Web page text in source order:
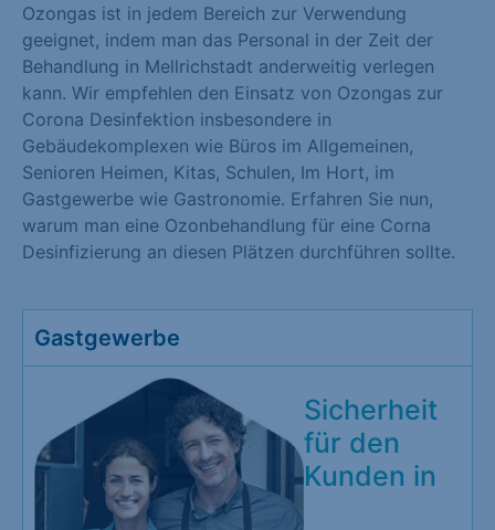
Ozongas ist in jedem Bereich zur Verwendung
geeignet, indem man das Personal in der Zeit der
Behandlung in Mellrichstadt anderweitig verlegen
kann. Wir empfehlen den Einsatz von Ozongas zur
Corona Desinfektion insbesondere in
Gebäudekomplexen wie Büros im Allgemeinen,
Senioren Heimen, Kitas, Schulen, Im Hort, im
Gastgewerbe wie Gastronomie. Erfahren Sie nun,
warum man eine Ozonbehandlung für eine Corna
Desinfizierung an diesen Plätzen durchführen sollte.
Gastgewerbe
Sicherheit
für den
Kunden in